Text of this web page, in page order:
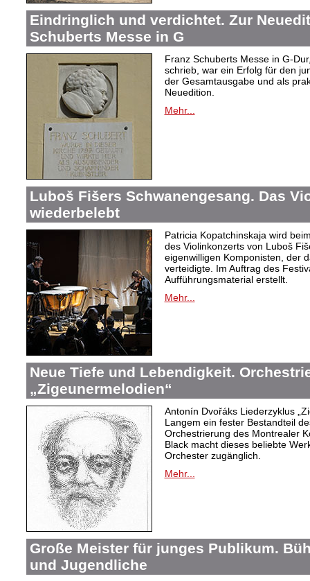
Eindringlich und verdichtet. Zur
Schuberts Messe in G
Franz Schuberts Messe in G-
schrieb, war ein Erfolg für den
der Gesamtausgabe und als
Neuedition.
Mehr...
Luboš Fišers Schwanengesang. Das
wiederbelebt
Patricia Kopatchinskaja wird
des Violinkonzerts von Luboš
eigenwilligen Komponisten, der
verteidigte. Im Auftrag des
Aufführungsmaterial erstellt.
Mehr...
Neue Tiefe und Lebendigkeit.
„Zigeunermelodien“
Antonín Dvořáks Liederzyklus
Langem ein fester Bestandteil
Orchestrierung des Montrealer
Black macht dieses beliebte
Orchester zugänglich.
Mehr...
Große Meister für junges Publikum.
und Jugendliche